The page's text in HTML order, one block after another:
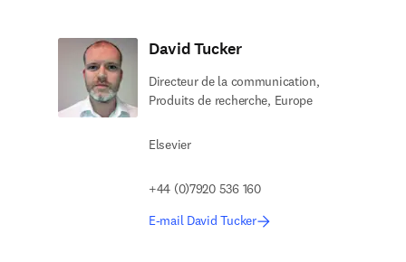
David Tucker
Directeur de la communication,
Produits de recherche, Europe
Elsevier
+44 (0)7920 536 160
E-mail David Tucker